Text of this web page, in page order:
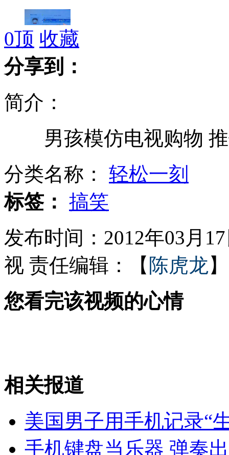
网曝江苏常州公墓网上搞团购
90后美少女连唱带跳播《天气预报》
患者家属医院陪护被收"板凳费"
网友制作丁俊晖比赛“神曲”
无痛分娩是否安全 医生回应
0顶 收藏
分享到：
简介：
男孩模仿电视购物 推
分类名称： 轻松一刻
标签： 搞笑
发布时间：2012年03月
视 责任编辑：【 陈虎龙】
您看完该视频的心情
相关报道
美国男子用手机记录“
手机键盘当乐器 弹奏